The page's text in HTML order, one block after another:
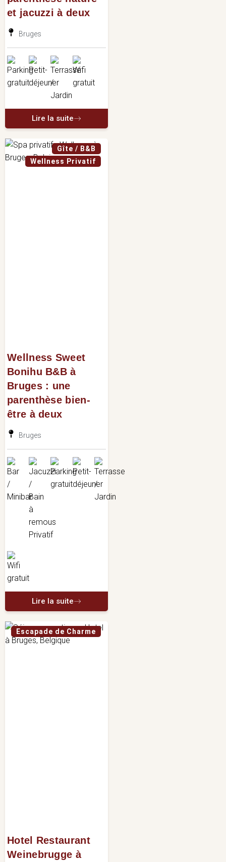
et jacuzzi à deux
Bruges
Lire la suite
Gîte / B&B
Wellness Privatif
Wellness Sweet
Bonihu B&B à
Bruges : une
parenthèse bien-
être à deux
Bruges
Lire la suite
Escapade de Charme
Hotel Restaurant
Weinebrugge à